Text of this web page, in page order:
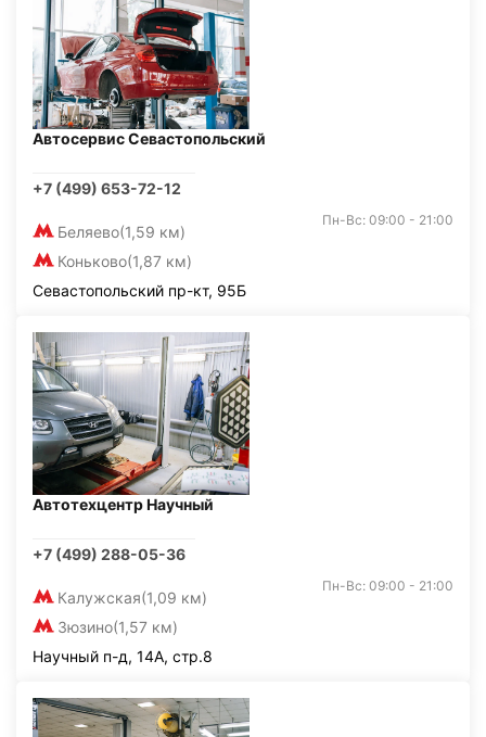
Автосервис Севастопольский
+7 (499) 653-72-12
Беляево(1,59 км)
Коньково(1,87 км)
Пн-Вс: 09:00 - 21:00
Севастопольский пр-кт, 95Б
Автотехцентр Научный
+7 (499) 288-05-36
Калужская(1,09 км)
Зюзино(1,57 км)
Пн-Вс: 09:00 - 21:00
Научный п-д, 14А, стр.8